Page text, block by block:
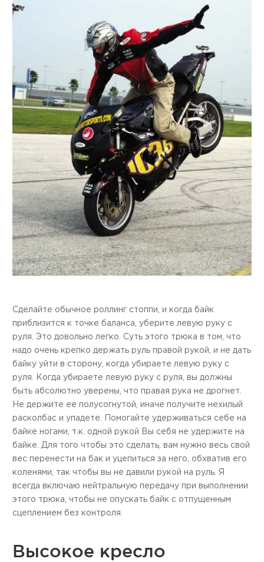
Сделайте обычное роллинг стоппи, и когда байк
приблизится к точке баланса, уберите левую руку с
руля. Это довольно легко. Суть этого трюка в том, что
надо очень крепко держать руль правой рукой, и не дать
байку уйти в сторону, когда убираете левую руку с
руля. Когда убираете левую руку с руля, вы должны
быть абсолютно уверены, что правая рука не дрогнет.
Не держите ее полусогнутой, иначе получите нехилый
расколбас и упадете. Помогайте удерживаться себе на
байке ногами, т.к. одной рукой Вы себя не удержите на
байке. Для того чтобы это сделать, вам нужно весь свой
вес перенести на бак и уцепиться за него, обхватив его
коленями, так чтобы вы не давили рукой на руль. Я
всегда включаю нейтральную передачу при выполнении
этого трюка, чтобы не опускать байк с отпущенным
сцеплением без контроля.
Высокое кресло